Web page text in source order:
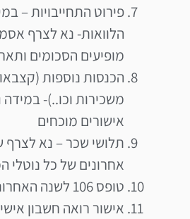
פירוט התחייבויות –
הלוואות- נא לצרף
מופיעים הסכומים
הכנסות נוספות
משכירות וכו..)- במידה
אישורים מוכחים
תלושי שכר – נא לצרף
אחרונים של כל
טופס 106 לשנה האחרונה.
אישור רואה חשבון